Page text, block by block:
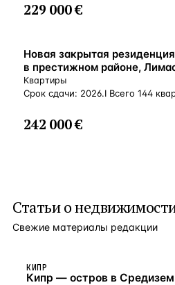
229 000 €
ВНЖ
Новая закрытая
в престижном районе,
Квартиры
Срок сдачи: 2026.I Всего 144
242 000 €
Статьи о
Свежие материалы редакции
КИПР
Кипр — остров в